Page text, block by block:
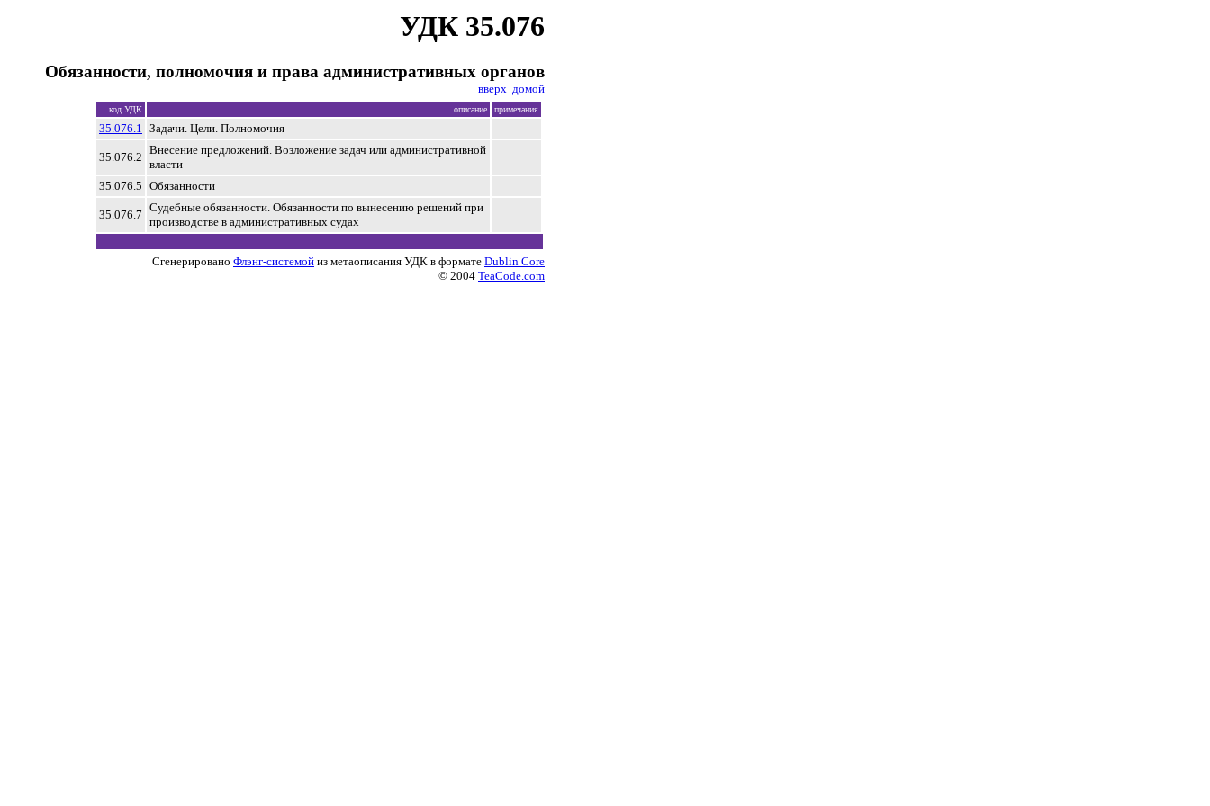
УДК 35.076
Обязанности, полномочия и права административных органов
вверх домой
код УДК описание примечания
35.076.1 Задачи. Цели. Полномочия
35.076.2
Внесение предложений. Возложение задач или административной
власти
35.076.5 Обязанности
35.076.7
Судебные обязанности. Обязанности по вынесению решений при
производстве в административных судах
Сгенерировано Флэнг-системой из метаописания УДК в формате Dublin Core
© 2004 TeaCode.com